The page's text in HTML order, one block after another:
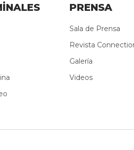
PRENSA
Sala de Prensa
Revista
Galería
Videos